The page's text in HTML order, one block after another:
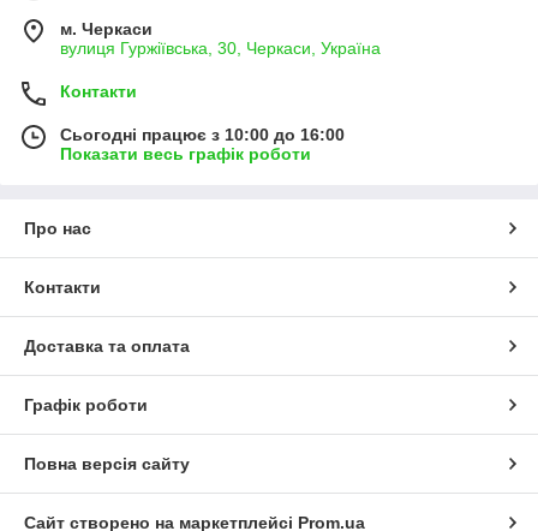
м. Черкаси
вулиця Гуржіївська, 30, Черкаси, Україна
Контакти
Сьогодні працює з 10:00 до 16:00
Показати весь графік роботи
Про нас
Контакти
Доставка та оплата
Графік роботи
Повна версія сайту
Сайт створено на маркетплейсі Prom.ua